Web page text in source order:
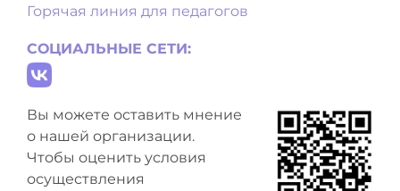
Горячая линия для педагогов
СОЦИАЛЬНЫЕ СЕТИ:
Вы можете оставить мнение
о нашей организации.
Чтобы оценить условия
осуществления